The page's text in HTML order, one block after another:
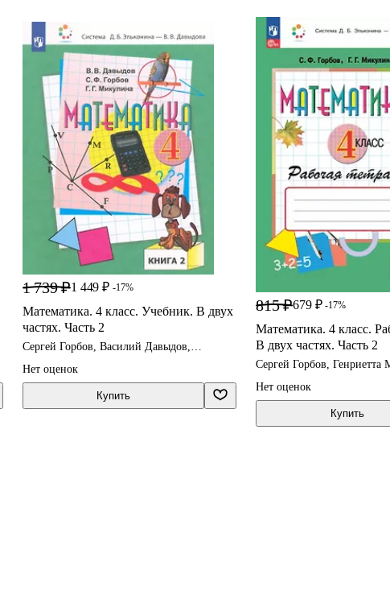
1 739 ₽1 449 ₽ -17%
Математика. 4 класс. Учебник. В двух
частях. Часть 2
Сергей Горбов, Василий Давыдов,
Нет оценок
Купить
815 ₽679 ₽ -17%
Математика. 4 класс.
В двух частях. Часть 2
Сергей Горбов, Генриетта
Нет оценок
Купить